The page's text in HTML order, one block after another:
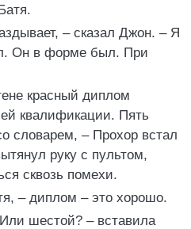
– сказал Джон. – Я
Он в форме был. При
красный диплом
квалификации. Пять
словарем, – Прохор встал
руку с пультом,
сквозь помехи.
– диплом – это хорошо.
шестой? – вставила